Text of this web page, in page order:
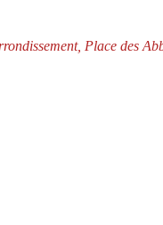
Place des